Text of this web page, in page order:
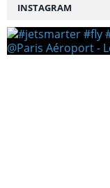
INSTAGRAM